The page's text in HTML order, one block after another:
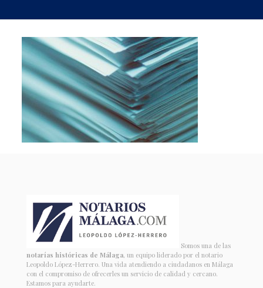
Somos una de las
notarías históricas de Málaga, un equipo liderado por el notario
Leopoldo López-Herrero. Una vida atendiendo a ciudadanos en Málaga
con el compromiso de ofrecerles un servicio de calidad y cercano.
Estamos para ayudarte.